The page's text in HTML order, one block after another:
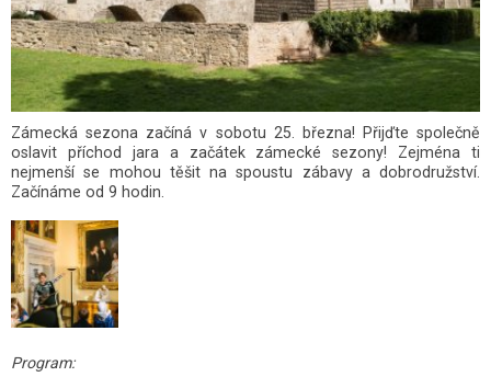
Zámecká sezona začíná v sobotu 25. března! Přijďte společně
oslavit příchod jara a začátek zámecké sezony! Zejména ti
nejmenší se mohou těšit na spoustu zábavy a dobrodružství.
Začínáme od 9 hodin.
Program: